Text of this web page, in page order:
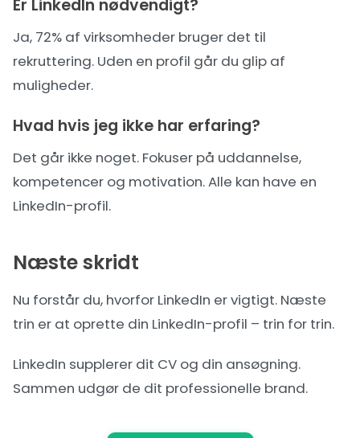
Er LinkedIn nødvendigt?
Ja, 72% af virksomheder bruger det til
rekruttering. Uden en profil går du glip af
muligheder.
Hvad hvis jeg ikke har erfaring?
Det går ikke noget. Fokuser på uddannelse,
kompetencer og motivation. Alle kan have en
LinkedIn-profil.
Næste skridt
Nu forstår du, hvorfor LinkedIn er vigtigt. Næste
trin er at oprette din LinkedIn-profil – trin for trin.
LinkedIn supplerer dit CV og din ansøgning.
Sammen udgør de dit professionelle brand.